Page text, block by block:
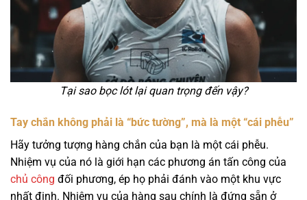
Tại sao bọc lót lại quan trọng đến vậy?
Tay chắn không phải là “bức tường”, mà là một “cái phễu”
Hãy tưởng tượng hàng chắn của bạn là một cái phễu.
Nhiệm vụ của nó là giới hạn các phương án tấn công của
chủ công đối phương, ép họ phải đánh vào một khu vực
nhất định. Nhiệm vụ của hàng sau chính là đứng sẵn ở